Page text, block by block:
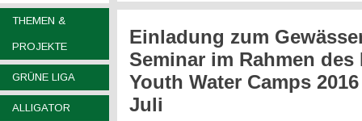
THEMEN &
PROJEKTE
GRÜNE LIGA
ALLIGATOR
Einladung zum
Seminar im Rahmen des
Youth Water Camps
Juli